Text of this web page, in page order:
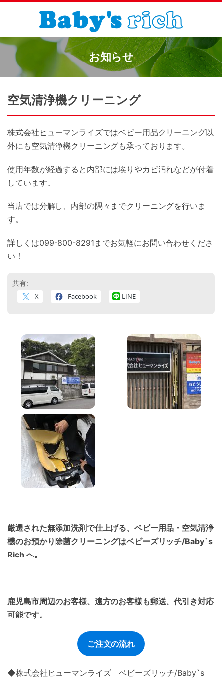
お知らせ
空気清浄機クリーニング
株式会社ヒューマンライズではベビー用品クリーニング以
外にも空気清浄機クリーニングも承っております。
使用年数が経過すると内部には埃りやカビ汚れなどが付着
しています。
当店では分解し、内部の隅々までクリーニングを行いま
す。
詳しくは099-800-8291までお気軽にお問い合わせくださ
い！
共有:
X Facebook LINE
厳選された無添加洗剤で仕上げる、ベビー用品・空気清浄
機のお預かり除菌クリーニングはベビーズリッチ/Baby`s
Rich へ。
鹿児島市周辺のお客様、遠方のお客様も郵送、代引き対応
可能です。
ご注文の流れ
◆株式会社ヒューマンライズ ベビーズリッチ/Baby`s